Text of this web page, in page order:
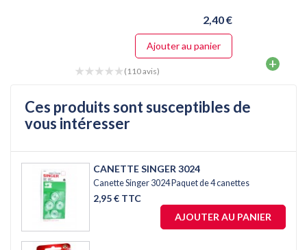
2,40 €
Ajouter au panier
(110 avis) +
Ces produits sont susceptibles de
vous intéresser
CANETTE SINGER 3024
Canette Singer 3024 Paquet de 4 canettes
2,95 € TTC
AJOUTER AU PANIER